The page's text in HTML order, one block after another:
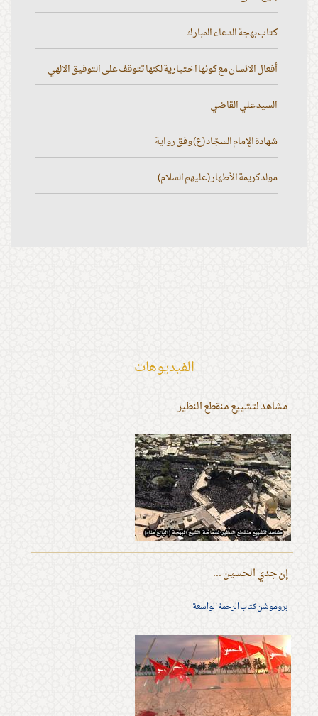
كتاب بهجة الدعاء المبارك
أفعال الانسان مع كونها اختيارية لكنها تتوقف على التوفيق الالهي
السيد علي القاضي
شهادة الإمام السجّاد (ع) وفق رواية
مولد كريمة الأطهار (عليهم السلام)
الفیدیوهات
مشاهد لتشييع منقطع النظير
إن جدي الحسين ...
بروموشن كتاب الرحمة الواسعة